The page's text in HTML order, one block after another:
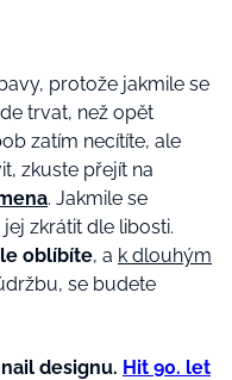
protože jakmile se
trvat, než opět
zatím necítíte, ale
zkuste přejít na
. Jakmile se
zkrátit dle libosti.
oblíbíte, a k dlouhým
se budete
designu. Hit 90. let